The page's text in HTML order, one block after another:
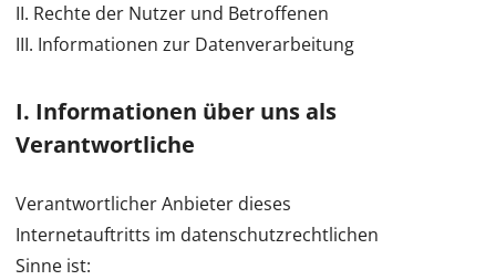
II. Rechte der Nutzer und Betroffenen
III. Informationen zur Datenverarbeitung
I. Informationen über uns als
Verantwortliche
Verantwortlicher Anbieter dieses
Internetauftritts im datenschutzrechtlichen
Sinne ist: